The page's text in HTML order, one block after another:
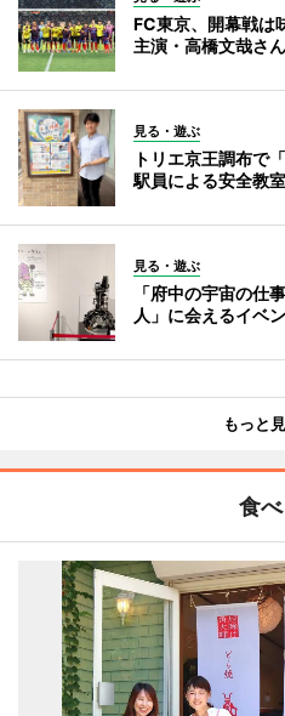
FC東京、開幕戦
主演・高橋文哉さ
見る・遊ぶ
トリエ京王調布で
駅員による安全教
見る・遊ぶ
「府中の宇宙の
人」に会えるイベ
もっと
食